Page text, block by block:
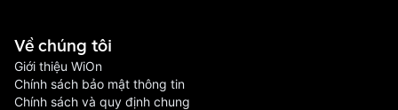
Về chúng tôi
Giới thiệu WiOn
Chính sách bảo mật thông tin
Chính sách và quy định chung